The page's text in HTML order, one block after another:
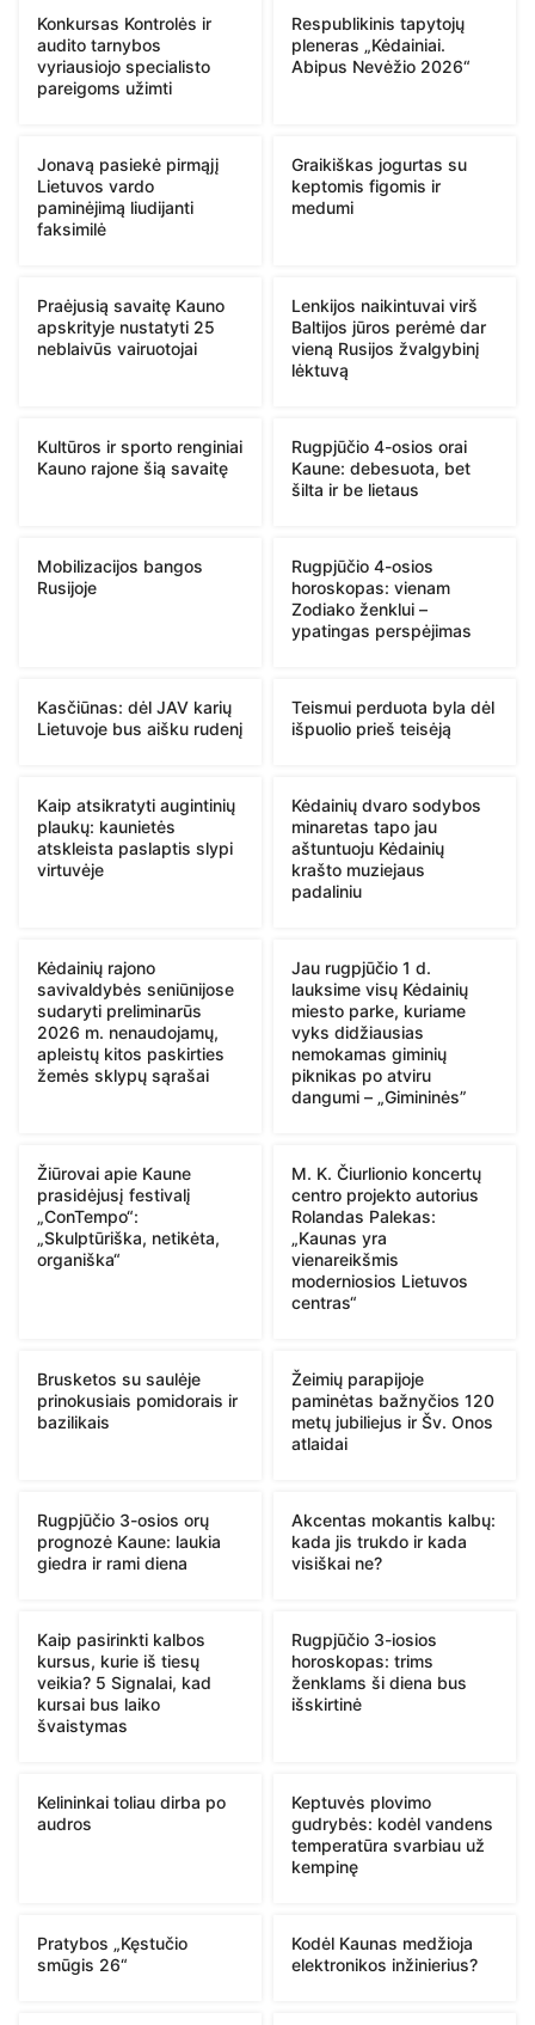
Konkursas Kontrolės ir
audito tarnybos
vyriausiojo specialisto
pareigoms užimti
Respublikinis tapytojų
pleneras „Kėdainiai.
Abipus Nevėžio 2026“
Jonavą pasiekė pirmąjį
Lietuvos vardo
paminėjimą liudijanti
faksimilė
Graikiškas jogurtas su
keptomis figomis ir
medumi
Praėjusią savaitę Kauno
apskrityje nustatyti 25
neblaivūs vairuotojai
Lenkijos naikintuvai virš
Baltijos jūros perėmė dar
vieną Rusijos žvalgybinį
lėktuvą
Kultūros ir sporto renginiai
Kauno rajone šią savaitę
Rugpjūčio 4-osios orai
Kaune: debesuota, bet
šilta ir be lietaus
Mobilizacijos bangos
Rusijoje
Rugpjūčio 4-osios
horoskopas: vienam
Zodiako ženklui –
ypatingas perspėjimas
Kasčiūnas: dėl JAV karių
Lietuvoje bus aišku rudenį
Teismui perduota byla dėl
išpuolio prieš teisėją
Kaip atsikratyti augintinių
plaukų: kaunietės
atskleista paslaptis slypi
virtuvėje
Kėdainių dvaro sodybos
minaretas tapo jau
aštuntuoju Kėdainių
krašto muziejaus
padaliniu
Kėdainių rajono
savivaldybės seniūnijose
sudaryti preliminarūs
2026 m. nenaudojamų,
apleistų kitos paskirties
žemės sklypų sąrašai
Jau rugpjūčio 1 d.
lauksime visų Kėdainių
miesto parke, kuriame
vyks didžiausias
nemokamas giminių
piknikas po atviru
dangumi – „Gimininės”
Žiūrovai apie Kaune
prasidėjusį festivalį
„ConTempo“:
„Skulptūriška, netikėta,
organiška“
M. K. Čiurlionio koncertų
centro projekto autorius
Rolandas Palekas:
„Kaunas yra
vienareikšmis
moderniosios Lietuvos
centras“
Brusketos su saulėje
prinokusiais pomidorais ir
bazilikais
Žeimių parapijoje
paminėtas bažnyčios 120
metų jubiliejus ir Šv. Onos
atlaidai
Rugpjūčio 3-osios orų
prognozė Kaune: laukia
giedra ir rami diena
Akcentas mokantis kalbų:
kada jis trukdo ir kada
visiškai ne?
Kaip pasirinkti kalbos
kursus, kurie iš tiesų
veikia? 5 Signalai, kad
kursai bus laiko
švaistymas
Rugpjūčio 3-iosios
horoskopas: trims
ženklams ši diena bus
išskirtinė
Kelininkai toliau dirba po
audros
Keptuvės plovimo
gudrybės: kodėl vandens
temperatūra svarbiau už
kempinę
Pratybos „Kęstučio
smūgis 26“
Kodėl Kaunas medžioja
elektronikos inžinierius?